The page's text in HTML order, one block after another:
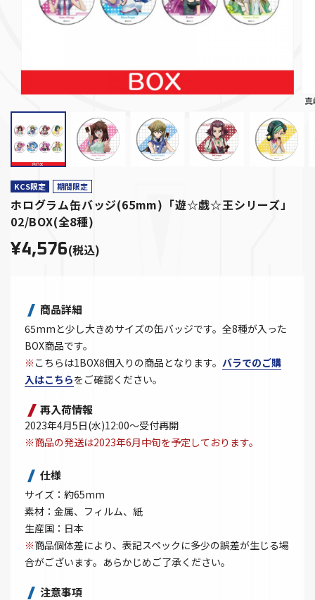
KCS限定 期間限定
ホログラム缶バッジ(65mm)「遊☆戯☆王シリーズ」
02/BOX(全8種)
¥4,576(税込)
商品詳細
65mmと少し大きめサイズの缶バッジです。全8種が入った
BOX商品です。
※ こちらは1BOX8個入りの商品となります。 バラでのご購
入はこちらをご確認ください。
再入荷情報
2023年4月5日(水)12:00～受付再開
※商品の発送は2023年6月中旬を予定しております。
仕様
サイズ：約65mm
素材：金属、フィルム、紙
生産国：日本
※商品個体差により、表記スペックに多少の誤差が生じる場
合がございます。あらかじめご了承ください。
注意事項